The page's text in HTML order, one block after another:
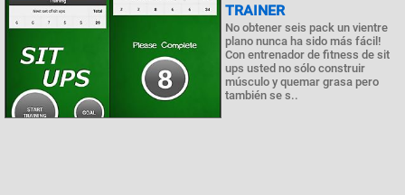
TRAINER
No obtener seis pack un vientre
plano nunca ha sido más fácil!
Con entrenador de fitness de sit
ups usted no sólo construir
músculo y quemar grasa pero
también se s..